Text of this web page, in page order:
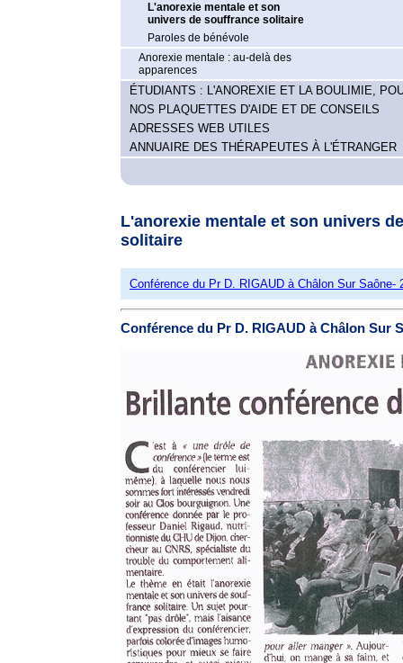
L'anorexie mentale et son
univers de souffrance solitaire
Paroles de bénévole
Anorexie mentale : au-delà des
apparences
ÉTUDIANTS : L'ANOREXIE ET LA BOULIMIE,
NOS PLAQUETTES D'AIDE ET DE CONSEILS
ADRESSES WEB UTILES
ANNUAIRE DES THÉRAPEUTES À L'ÉTRANGER
L'anorexie mentale et son univers
solitaire
Conférence du Pr D. RIGAUD à Châlon Sur Saône-
Conférence du Pr D. RIGAUD à Châlon Sur